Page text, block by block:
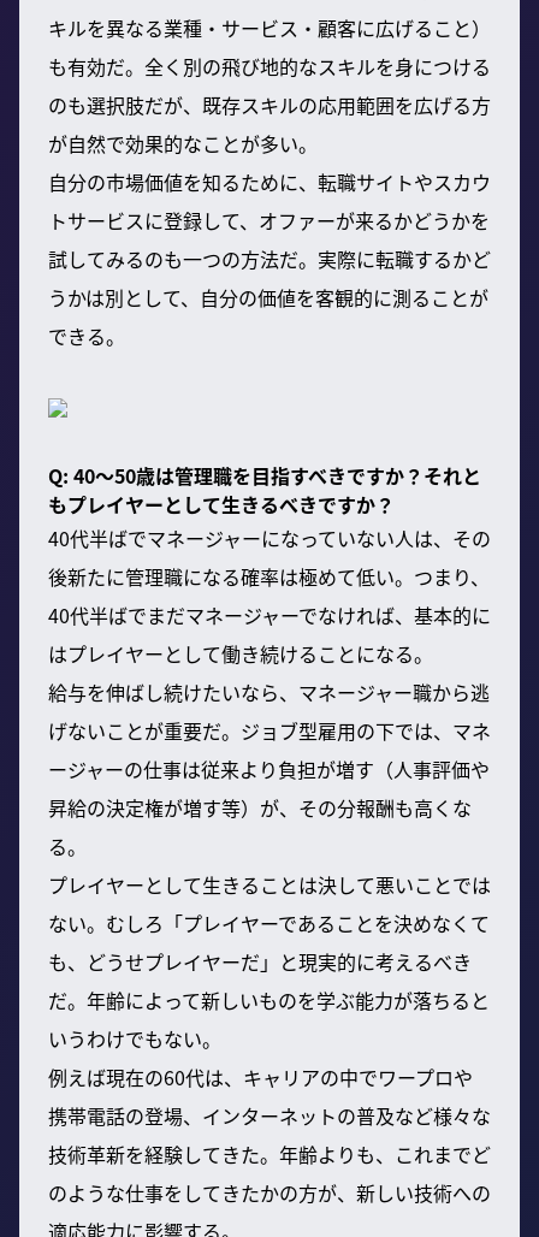
キルを異なる業種・サービス・顧客に広げること）
も有効だ。全く別の飛び地的なスキルを身につける
のも選択肢だが、既存スキルの応用範囲を広げる方
が自然で効果的なことが多い。
自分の市場価値を知るために、転職サイトやスカウ
トサービスに登録して、オファーが来るかどうかを
試してみるのも一つの方法だ。実際に転職するかど
うかは別として、自分の価値を客観的に測ることが
できる。
Q: 40〜50歳は管理職を目指すべきですか？それと
もプレイヤーとして生きるべきですか？
40代半ばでマネージャーになっていない人は、その
後新たに管理職になる確率は極めて低い。つまり、
40代半ばでまだマネージャーでなければ、基本的に
はプレイヤーとして働き続けることになる。
給与を伸ばし続けたいなら、マネージャー職から逃
げないことが重要だ。ジョブ型雇用の下では、マネ
ージャーの仕事は従来より負担が増す（人事評価や
昇給の決定権が増す等）が、その分報酬も高くな
る。
プレイヤーとして生きることは決して悪いことでは
ない。むしろ「プレイヤーであることを決めなくて
も、どうせプレイヤーだ」と現実的に考えるべき
だ。年齢によって新しいものを学ぶ能力が落ちると
いうわけでもない。
例えば現在の60代は、キャリアの中でワープロや
携帯電話の登場、インターネットの普及など様々な
技術革新を経験してきた。年齢よりも、これまでど
のような仕事をしてきたかの方が、新しい技術への
適応能力に影響する。